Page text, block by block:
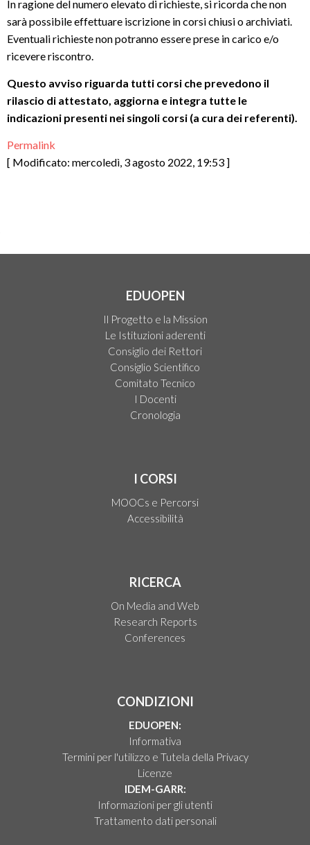
In ragione del numero elevato di richieste, si ricorda che non
sarà possibile effettuare iscrizione in corsi chiusi o archiviati.
Eventuali richieste non potranno essere prese in carico e/o
ricevere riscontro.
Questo avviso riguarda tutti corsi che prevedono il
rilascio di attestato, aggiorna e integra tutte le
indicazioni presenti nei singoli corsi (a cura dei referenti).
Permalink
[ Modificato: mercoledì, 3 agosto 2022, 19:53 ]
EDUOPEN
Il Progetto e la Mission
Le Istituzioni aderenti
Consiglio dei Rettori
Consiglio Scientifico
Comitato Tecnico
I Docenti
Cronologia
I CORSI
MOOCs e Percorsi
Accessibilità
RICERCA
On Media and Web
Research Reports
Conferences
CONDIZIONI
EDUOPEN:
Informativa
Termini per l'utilizzo e Tutela della Privacy
Licenze
IDEM-GARR:
Informazioni per gli utenti
Trattamento dati personali